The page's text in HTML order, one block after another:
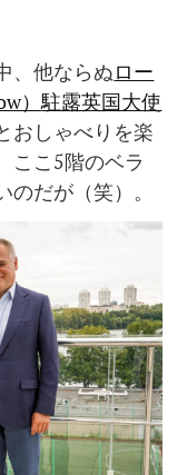
、他ならぬロー
）駐露英国大使
おしゃべりを楽
ここ5階のベラ
だが（笑）。